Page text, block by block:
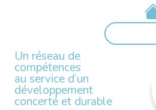
Un réseau de
compétences
au service d’un
développement
concerté et durable